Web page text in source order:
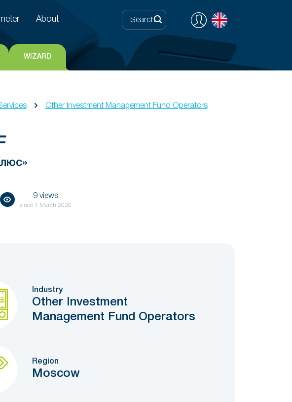
About
WIZARD
Other Investment Management Fund Operators
9 views
since 1 March 2020
Industry
Other Investment
Management Fund Operators
Region
Moscow